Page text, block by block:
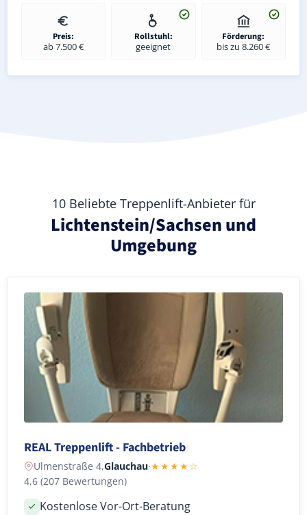
Preis:
ab 7.500 €
Rollstuhl:
geeignet
Förderung:
bis zu 8.260 €
10 Beliebte Treppenlift-Anbieter für
Lichtenstein/Sachsen und
Umgebung
REAL Treppenlift - Fachbetrieb
Ulmenstraße 4,Glauchau·★★★★☆
4,6 (207 Bewertungen)
Kostenlose Vor-Ort-Beratung